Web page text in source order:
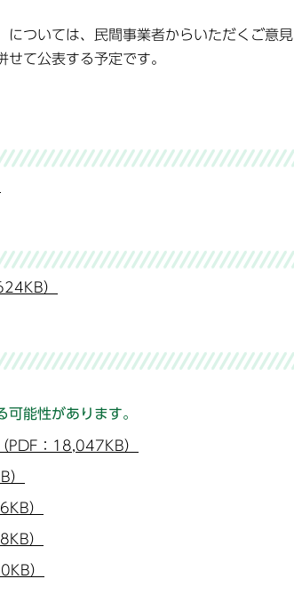
については、民間事業者からいただくご意見
て公表する予定です。
）
能性があります。
PDF：18,047KB）
）
）
）
）